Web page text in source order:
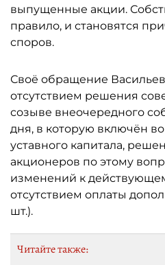
выпущенные акции.
правило, и становятся
споров.
Своё обращение
отсутствием решения
созыве внеочередного
дня, в которую включён
уставного капитала,
акционеров по этому
изменений к
отсутствием оплаты
шт.).
Читайте также: